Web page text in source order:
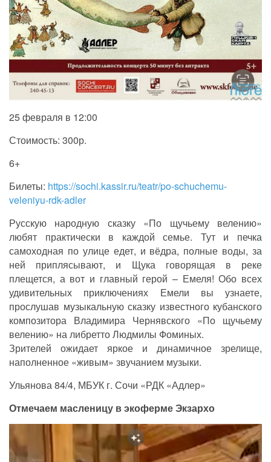
25 февраля в 12:00
Стоимость: 300р.
6+
Билеты: https://sochi.kassir.ru/teatr/po-schuchemu-
veleniyu-rdk-adler
Русскую народную сказку «По щучьему велению»
любят практически в каждой семье. Тут и печка
самоходная по улице едет, и вёдра, полные воды, за
ней приплясывают, и Щука говорящая в реке
плещется, а вот и главный герой – Емеля! Обо всех
удивительных приключениях Емели вы узнаете,
прослушав музыкальную сказку известного кубанского
композитора Владимира Чернявского «По щучьему
велению» на либретто Людмилы Фоминых.
Зрителей ожидает яркое и динамичное зрелище,
наполненное «живым» звучанием музыки.
Ульянова 84/4, МБУК г. Сочи «РДК «Адлер»
Отмечаем масленицу в экоферме Экзархо